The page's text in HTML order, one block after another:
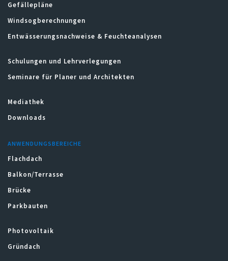
Gefällepläne
Windsogberechnungen
Entwässerungsnachweise & Feuchteanalysen
Schulungen und Lehrverlegungen
Seminare für Planer und Architekten
Mediathek
Downloads
ANWENDUNGSBEREICHE
Flachdach
Balkon/Terrasse
Brücke
Parkbauten
Photovoltaik
Gründach